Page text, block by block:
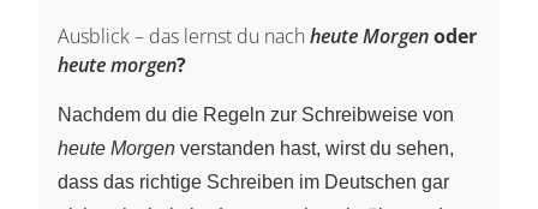
Ausblick – das lernst du nach heute Morgenoder
heute morgen?
Nachdem du die Regeln zur Schreibweise von
heute Morgen verstanden hast, wirst du sehen,
dass das richtige Schreiben im Deutschen gar